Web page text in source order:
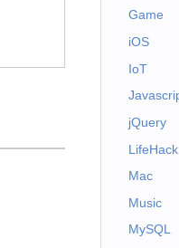
Game
iOS
IoT
jQuery
LifeHack
Mac
Music
MySQL